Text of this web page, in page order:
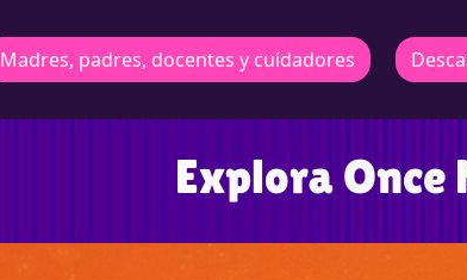
Madres, padres, docentes y cuidadores
Explora Once